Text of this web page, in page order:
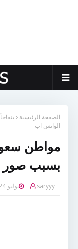
الصفحة الرئيسية يتفاجأ
الواتس اب
مواطن
بسبب صور
saryyy يوليو 24, 2016